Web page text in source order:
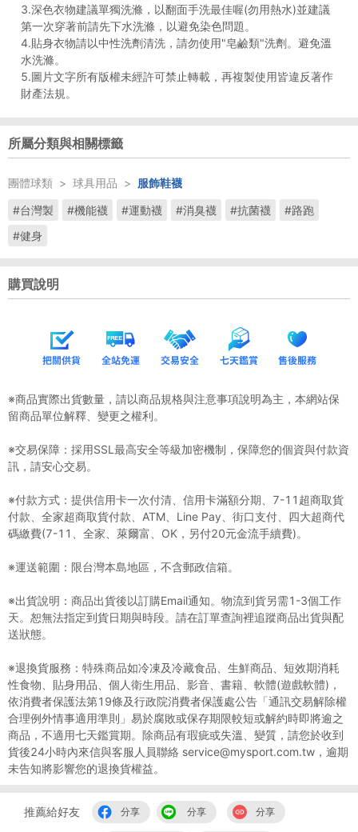
3.深色衣物建議單獨洗滌，以翻面手洗最佳喔(勿用熱水)並建議
第一次穿著前請先下水洗滌，以避免染色問題。
4.貼身衣物請以中性洗劑清洗，請勿使用"皂鹼類"洗劑。避免溫
水洗滌。
5.圖片文字所有版權未經許可禁止轉載，再複製使用皆違反著作
財產法規。
所屬分類與相關標籤
團體球類 > 球具用品 > 服飾鞋襪
#台灣製
#機能襪 #運動襪 #消臭襪 #抗菌襪
#路跑
#健身
購買說明
※商品實際出貨數量，請以商品規格與注意事項說明為主，本網站保
留商品單位解釋、變更之權利。
※交易保障：採用SSL最高安全等級加密機制，保障您的個資與付款資
訊，請安心交易。
※付款方式：提供信用卡一次付清、信用卡滿額分期、7-11超商取貨
付款、全家超商取貨付款、ATM、Line Pay、街口支付、四大超商代
碼繳費(7-11、全家、萊爾富、OK，另付20元金流手續費)。
※運送範圍：限台灣本島地區，不含郵政信箱。
※出貨說明：商品出貨後以訂購Email通知。物流到貨另需1-3個工作
天。恕無法指定到貨日期與時段。請在訂單查詢裡追蹤商品出貨與配
送狀態。
※退換貨服務：特殊商品如冷凍及冷藏食品、生鮮商品、短效期消耗
性食物、貼身用品、個人衛生用品、影音、書籍、軟體(遊戲軟體)，
依消費者保護法第19條及行政院消費者保護處公告「通訊交易解除權
合理例外情事適用準則」易於腐敗或保存期限較短或解約時即將逾之
商品，不適用七天鑑賞期。除商品有瑕疵或失溫、變質，請您於收到
貨後24小時內來信與客服人員聯絡 service@mysport.com.tw，逾期
未告知將影響您的退換貨權益。
推薦給好友 分享 分享 分享